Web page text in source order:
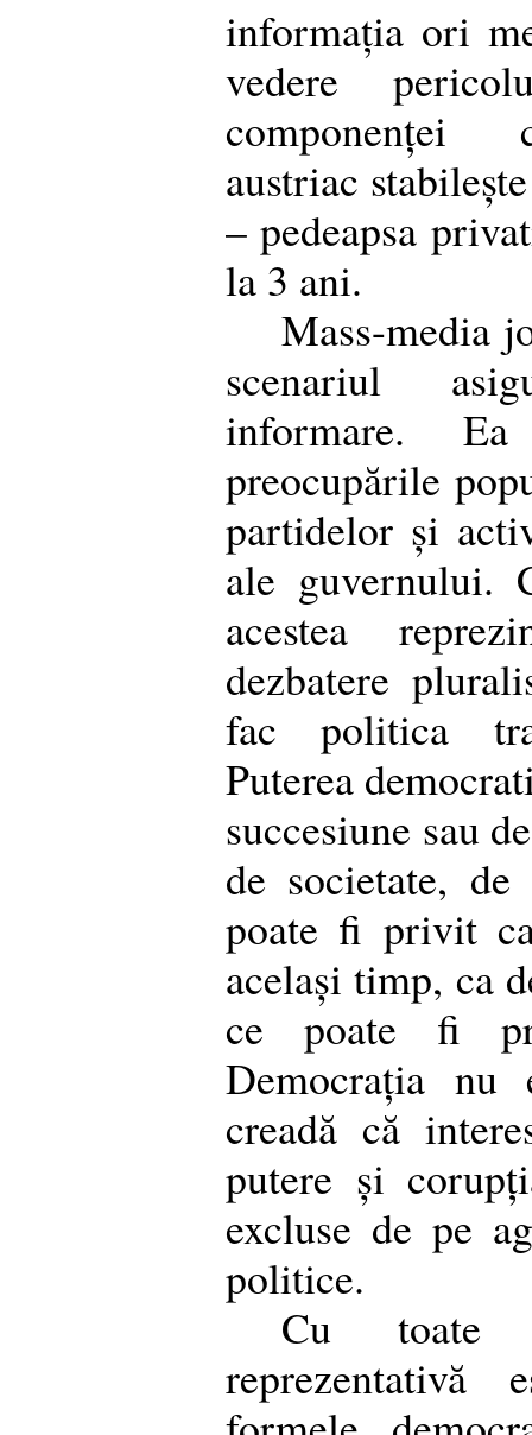
informația ori
vedere
componenței
austriac
– pedeapsa
la 3 ani.
Mass-media
scenariul
informare.
preocupările
partidelor și
ale guvernului.
acestea
dezbatere
fac politica
Puterea
succesiune sau
de societate, de
poate fi privit
același timp, ca
ce poate fi
Democrația
creadă că
putere și
excluse de pe
politice.
Cu toate